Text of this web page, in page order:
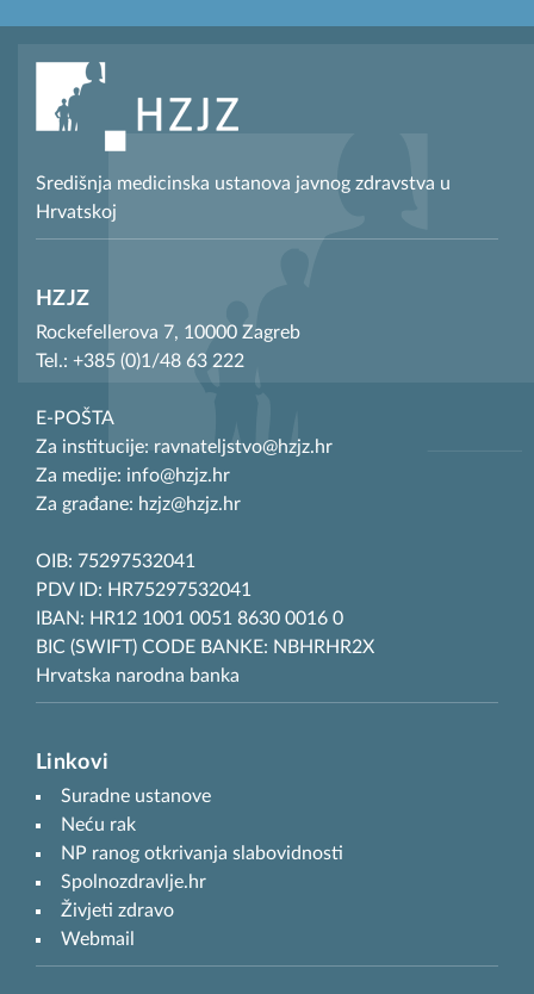
Središnja medicinska ustanova javnog zdravstva u
Hrvatskoj
HZJZ
Rockefellerova 7, 10000 Zagreb
Tel.: +385 (0)1/48 63 222
E-POŠTA
Za institucije: ravnateljstvo@hzjz.hr
Za medije: info@hzjz.hr
Za građane: hzjz@hzjz.hr
OIB: 75297532041
PDV ID: HR75297532041
IBAN: HR12 1001 0051 8630 0016 0
BIC (SWIFT) CODE BANKE: NBHRHR2X
Hrvatska narodna banka
Linkovi
Suradne ustanove
Neću rak
NP ranog otkrivanja slabovidnosti
Spolnozdravlje.hr
Živjeti zdravo
Webmail